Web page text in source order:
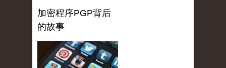
加密程序PGP背后
的故事